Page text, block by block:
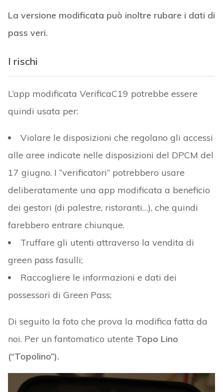
La versione modificata può inoltre rubare i dati di
pass veri.
I rischi
L’app modificata VerificaC19 potrebbe essere
quindi usata per:
Violare le disposizioni che regolano gli accessi
alle aree indicate nelle disposizioni del DPCM del
17 giugno. I “verificatori” potrebbero usare
deliberatamente una app modificata a beneficio
dei gestori (di palestre, ristoranti…), che quindi
farebbero entrare chiunque.
Truffare gli utenti attraverso la vendita di
green pass fasulli;
Raccogliere le informazioni e dati dei
possessori di Green Pass;
Di seguito la foto che prova la modifica fatta da
noi. Per un fantomatico utente Topo Lino
(“Topolino”).